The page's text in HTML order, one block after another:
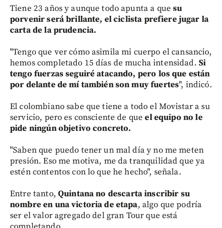
Tiene 23 años y aunque todo apunta a quesu
porvenir será brillante, el ciclista prefiere jugar la
carta de la prudencia.
"Tengo que ver cómo asimila mi cuerpo el cansancio,
hemos completado 15 días de mucha intensidad. Si
tengo fuerzas seguiré atacando, pero los que están
por delante de mí también son muy fuertes", indicó.
El colombiano sabe que tiene a todo el Movistar a su
servicio, pero es consciente de queel equipo no le
pide ningún objetivo concreto.
"Saben que puedo tener un mal día y no me meten
presión. Eso me motiva, me da tranquilidad que ya
estén contentos con lo que he hecho", señala.
Entre tanto, Quintana no descarta inscribir su
nombre en una victoria de etapa, algo que podría
ser el valor agregado del gran Tour que está